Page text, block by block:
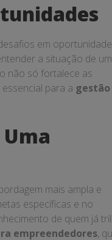
em
a situação de
não só fortalece as
para a gestão
mais ampla e
específicas e no
de quem já
empreendedores,